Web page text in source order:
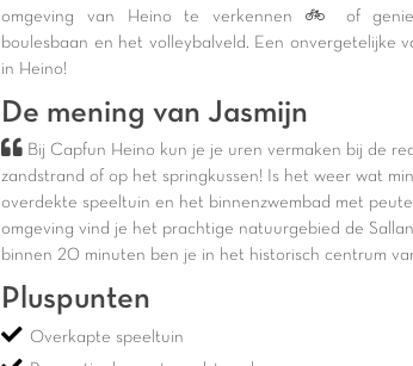
omgeving van Heino te verkennen 🚲 of
boulesbaan en het volleybalveld. Een onvergetelijke
in Heino!
De mening van Jasmijn
Bij Capfun Heino kun je je uren vermaken bij de
zandstrand of op het springkussen! Is het weer wat
overdekte speeltuin en het binnenzwembad met
omgeving vind je het prachtige natuurgebied de
binnen 20 minuten ben je in het historisch centrum
Pluspunten
Overkapte speeltuin